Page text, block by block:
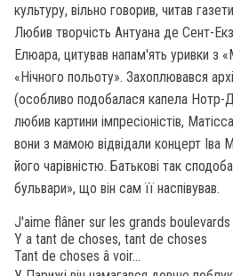
культуру, вільно говорив, читав
Любив творчість Антуана де Сент-
Елюара, цитував напам'ять уривки з
«Нічного польоту». Захоплювався
(особливо подобалася капела
любив картини імпресіоністів,
вони з мамою відвідали концерт Іва
його чарівністю. Батькові так
бульвари», що він сам її наспівував.
J'aime flâner sur les grands boulevards
Y a tant de choses, tant de choses
Tant de choses â voir…